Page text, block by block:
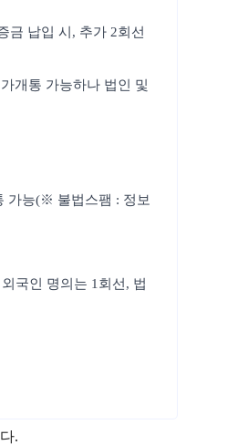
금 납입 시, 추가 2회선
개통 가능하나 법인 및
가능(※ 불법스팸 : 정보
국인 명의는 1회선, 법
.